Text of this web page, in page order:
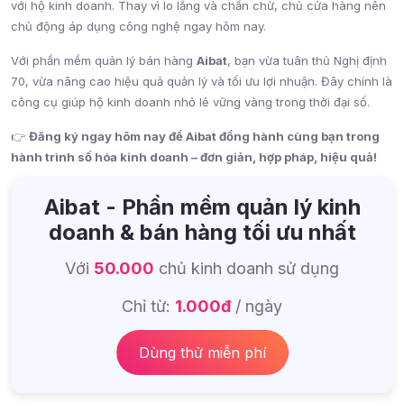
với hộ kinh doanh. Thay vì lo lắng và chần chừ, chủ cửa hàng nên
chủ động áp dụng công nghệ ngay hôm nay.
Với phần mềm quản lý bán hàng Aibat, bạn vừa tuân thủ Nghị định
70, vừa nâng cao hiệu quả quản lý và tối ưu lợi nhuận. Đây chính là
công cụ giúp hộ kinh doanh nhỏ lẻ vững vàng trong thời đại số.
👉 Đăng ký ngay hôm nay để Aibat đồng hành cùng bạn trong
hành trình số hóa kinh doanh – đơn giản, hợp pháp, hiệu quả!
Aibat - Phần mềm quản lý kinh
doanh & bán hàng tối ưu nhất
Với 50.000 chủ kinh doanh sử dụng
Chỉ từ: 1.000đ/ ngày
Dùng thử miễn phí